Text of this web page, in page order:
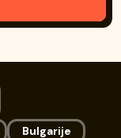
Bulgarije